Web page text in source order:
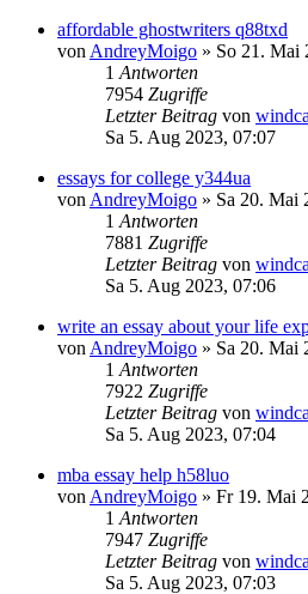
affordable ghostwriters q88txd
von AndreyMoigo » So 21. Mai
1 Antworten
7954 Zugriffe
Letzter Beitrag von
Sa 5. Aug 2023, 07:07
essays for college y344ua
von AndreyMoigo » Sa 20. Mai
1 Antworten
7881 Zugriffe
Letzter Beitrag von
Sa 5. Aug 2023, 07:06
write an essay about your life
von AndreyMoigo » Sa 20. Mai
1 Antworten
7922 Zugriffe
Letzter Beitrag von
Sa 5. Aug 2023, 07:04
mba essay help h58luo
von AndreyMoigo » Fr 19. Mai
1 Antworten
7947 Zugriffe
Letzter Beitrag von
Sa 5. Aug 2023, 07:03